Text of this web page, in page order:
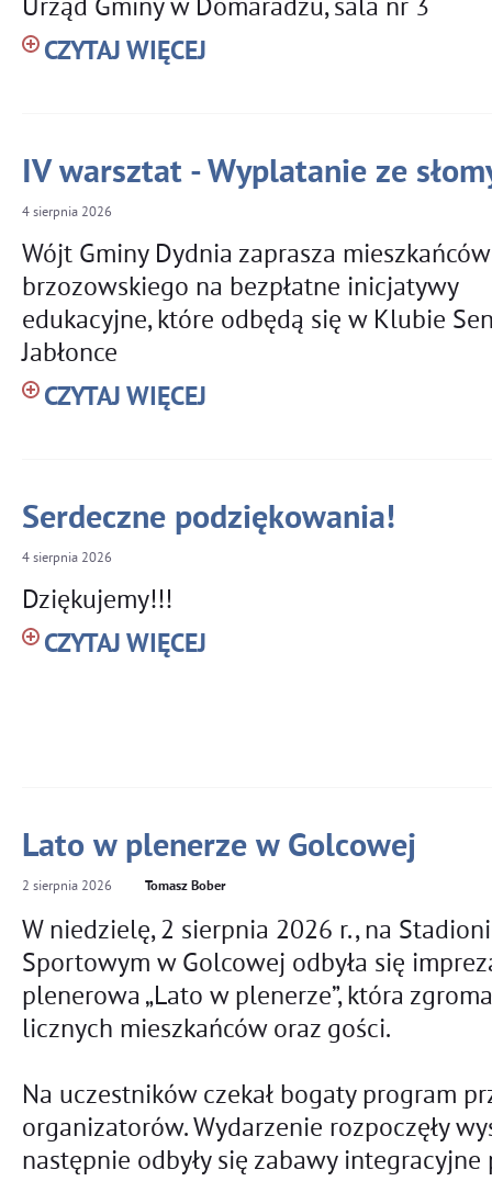
CZYTAJ WIĘCEJ
IV warsztat - Wyplatanie ze
4 sierpnia 2026
Wójt Gminy Dydnia zaprasza
brzozowskiego na bezpłatne inicjatywy
edukacyjne, które odbędą się w Klubie
Jabłonce
CZYTAJ WIĘCEJ
Serdeczne podziękowania!
4 sierpnia 2026
Dziękujemy!!!
CZYTAJ WIĘCEJ
Lato w plenerze w Golcowej
2 sierpnia 2026 Tomasz Bober
W niedzielę, 2 sierpnia 2026 r., na
Sportowym w Golcowej odbyła się
plenerowa „Lato w plenerze”, która
licznych mieszkańców oraz gości.
Na uczestników czekał bogaty program
organizatorów. Wydarzenie rozpoczęły
następnie odbyły się zabawy integracyjne